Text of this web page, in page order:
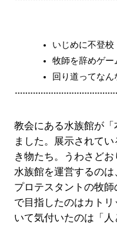
いじめに不登
牧師を辞めゲー
回り道ってな
教会にある水族館が
ました。展示されて
き物たち。うわさど
水族館を運営するのは
プロテスタントの牧
で目指したのはカト
いて気付いたのは「人